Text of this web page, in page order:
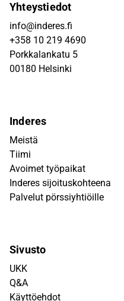
Yhteystiedot
info@inderes.fi
+358 10 219 4690
Porkkalankatu 5
00180 Helsinki
Inderes
Meistä
Tiimi
Avoimet työpaikat
Inderes sijoituskohteena
Palvelut pörssiyhtiöille
Sivusto
UKK
Q&A
Käyttöehdot